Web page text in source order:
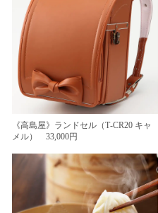
《高島屋》ランドセル（T-CR20 キャ
メル） 33,000円